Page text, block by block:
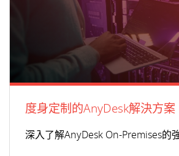
度身定制的AnyDesk解決方案
深入了解AnyDesk On-Premises的